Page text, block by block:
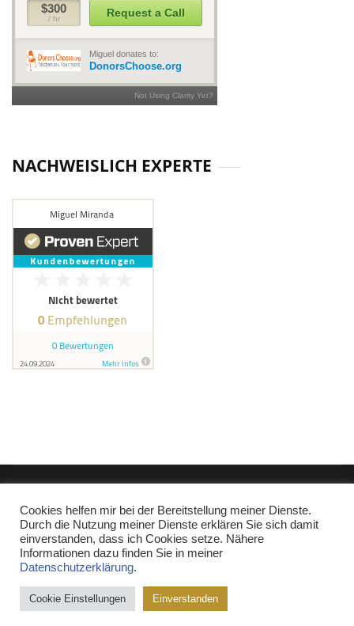
NACHWEISLICH EXPERTE
Datenschutz
Affiliate-Link: Ich bin Mitglied im Partnerprogramm Pipedrive.com,
Shopify.de, Weclapp.de, fumoney.com und amazon.de. Wenn Sie
etwas über diese Produktlinks kaufen, erhalte ich eine kleine
Provision, die Ihren Kaufpreis nicht beeinflusst. Weitere Affiliatelinks
sind mit einem Stern (*) gekennzeichet.
Cookies helfen mir bei der Bereitstellung meiner Dienste.
Durch die Nutzung meiner Dienste erklären Sie sich damit
einverstanden, dass ich Cookies setze. Nähere
Informationen dazu finden Sie in meiner
Datenschutzerklärung.
Cookie Einstellungen Einverstanden